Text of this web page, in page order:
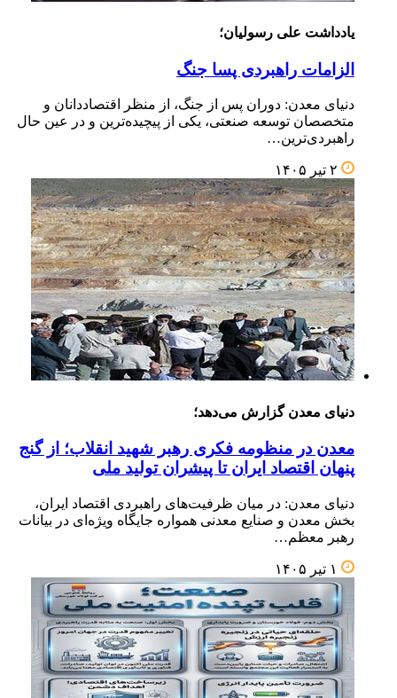
یادداشت علی رسولیان؛
الزامات راهبردی پسا جنگ
دنیای معدن: دوران پس از جنگ، از منظر اقتصاددانان و
متخصصان توسعه صنعتی، یکی از پیچیده‌ترین و در عین حال
راهبردی‌ترین…
۲ تیر ۱۴۰۵
دنیای معدن گزارش می‌دهد؛
معدن در منظومه فکری رهبر شهید انقلاب؛ از گنج
پنهان اقتصاد ایران تا پیشران تولید ملی
دنیای معدن: در میان ظرفیت‌های راهبردی اقتصاد ایران،
بخش معدن و صنایع معدنی همواره جایگاه ویژه‌ای در بیانات
رهبر معظم…
۱ تیر ۱۴۰۵